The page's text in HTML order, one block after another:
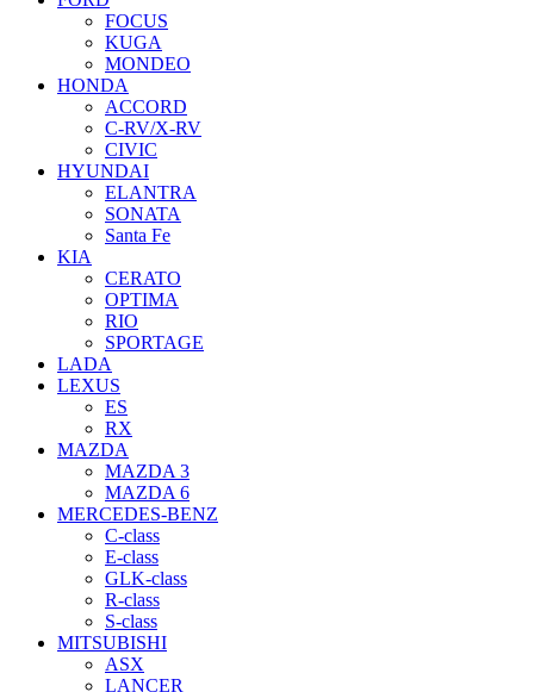
FOCUS
KUGA
MONDEO
HONDA
ACCORD
C-RV/X-RV
CIVIC
HYUNDAI
ELANTRA
SONATA
Santa Fe
KIA
CERATO
OPTIMA
RIO
SPORTAGE
LADA
LEXUS
ES
RX
MAZDA
MAZDA 3
MAZDA 6
MERCEDES-BENZ
C-class
E-class
GLK-class
R-class
S-class
MITSUBISHI
ASX
LANCER